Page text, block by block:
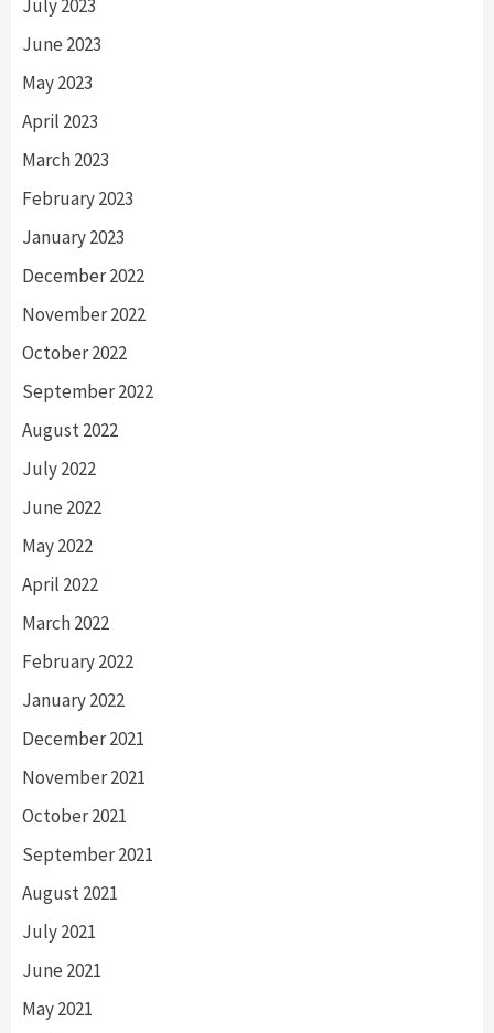
July 2023
June 2023
May 2023
April 2023
March 2023
February 2023
January 2023
December 2022
November 2022
October 2022
September 2022
August 2022
July 2022
June 2022
May 2022
April 2022
March 2022
February 2022
January 2022
December 2021
November 2021
October 2021
September 2021
August 2021
July 2021
June 2021
May 2021